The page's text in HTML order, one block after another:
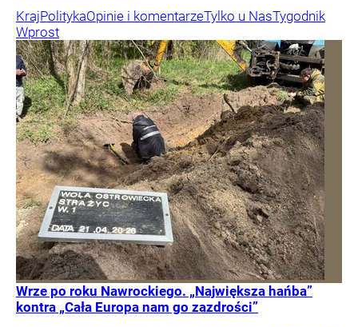
KrajPolitykaOpinie i komentarzeTylko u NasTygodnik
Wprost
Wrze po roku Nawrockiego. „Największa hańba”
kontra „Cała Europa nam go zazdrości”